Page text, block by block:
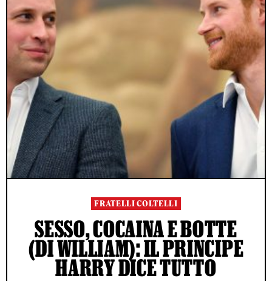
FRATELLI COLTELLI
SESSO, COCAINA E BOTTE
(DI WILLIAM): IL PRINCIPE
HARRY DICE TUTTO